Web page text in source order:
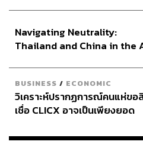
Navigating Neutrality:
Thailand and China in the
BUSINESS / ECONOMIC
วิเคราะห์ปรากฏการณ์คนแห่ขอ
เชื่อ CLICX อาจเป็นเพียงยอด
เรือนไทยที่ถูกซุกไว้